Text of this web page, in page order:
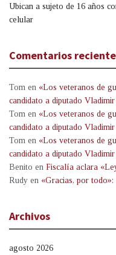
Ubican a sujeto de 16 años
celular
Comentarios
Tom en «Los veteranos de
candidato a diputado
Tom en «Los veteranos de
candidato a diputado
Tom en «Los veteranos de
candidato a diputado
Benito en Fiscalía aclara
Rudy en «Gracias, por
Archivos
agosto 2026